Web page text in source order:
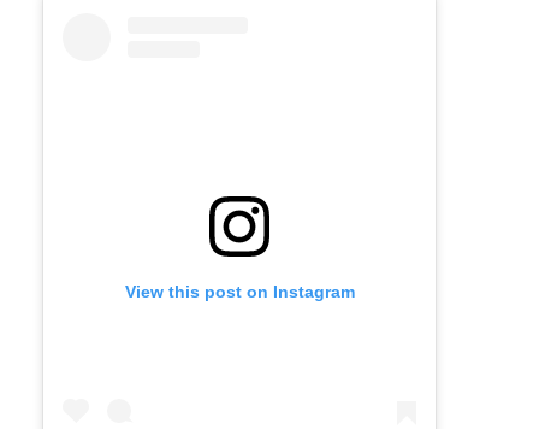
View this post on Instagram